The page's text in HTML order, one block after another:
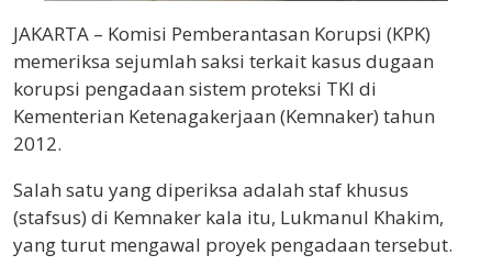
JAKARTA – Komisi Pemberantasan Korupsi (KPK)
memeriksa sejumlah saksi terkait kasus dugaan
korupsi pengadaan sistem proteksi TKI di
Kementerian Ketenagakerjaan (Kemnaker) tahun
2012.
Salah satu yang diperiksa adalah staf khusus
(stafsus) di Kemnaker kala itu, Lukmanul Khakim,
yang turut mengawal proyek pengadaan tersebut.